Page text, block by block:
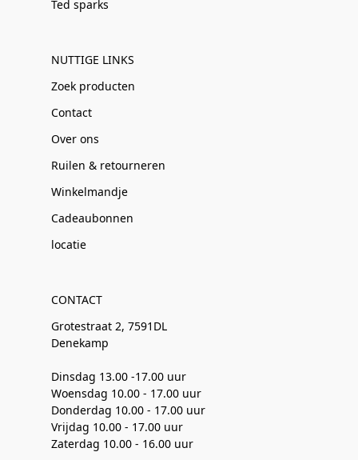
Ted sparks
NUTTIGE LINKS
Zoek producten
Contact
Over ons
Ruilen & retourneren
Winkelmandje
Cadeaubonnen
locatie
CONTACT
Grotestraat 2, 7591DL
Denekamp
Dinsdag 13.00 -17.00 uur
Woensdag 10.00 - 17.00 uur
Donderdag 10.00 - 17.00 uur
Vrijdag 10.00 - 17.00 uur
Zaterdag 10.00 - 16.00 uur